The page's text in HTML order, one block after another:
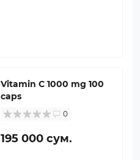
Vitamin C 1000 mg 100
caps
0
195 000 сум.